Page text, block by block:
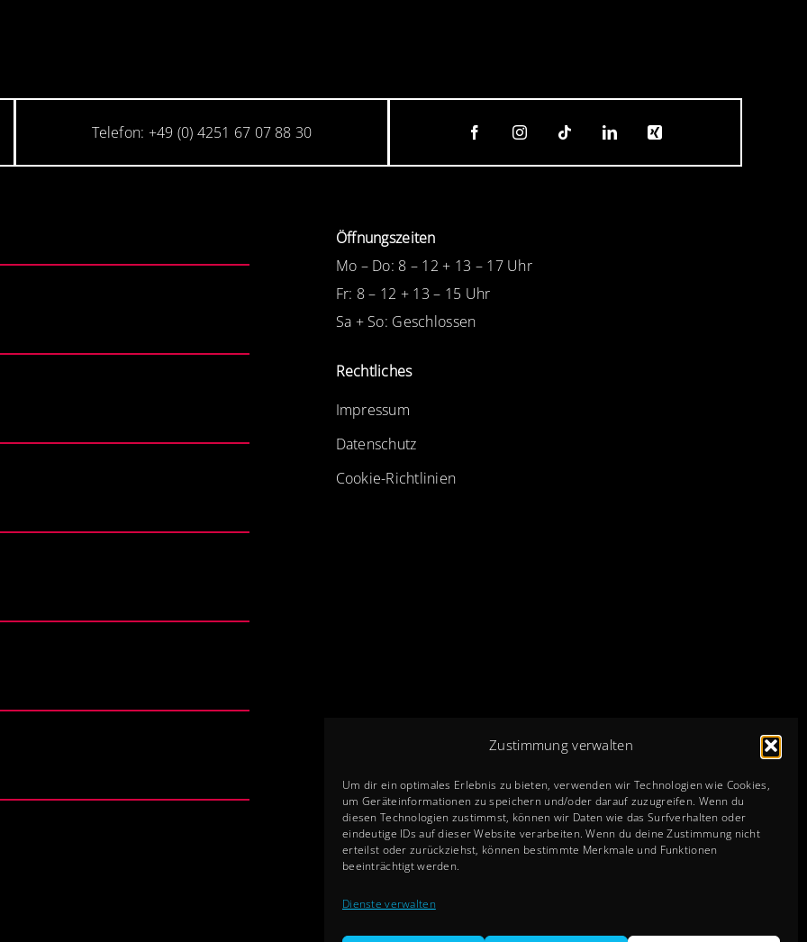
Zustimmung verwalten
Um dir ein optimales Erlebnis zu bieten, verwenden wir Technologien wie Cookies,
um Geräteinformationen zu speichern und/oder darauf zuzugreifen. Wenn du
diesen Technologien zustimmst, können wir Daten wie das Surfverhalten oder
eindeutige IDs auf dieser Website verarbeiten. Wenn du deine Zustimmung nicht
erteilst oder zurückziehst, können bestimmte Merkmale und Funktionen
beeinträchtigt werden.
Dienste verwalten
Telefon: +49 (0) 4251 67 07 88 30
Öffnungszeiten
Mo – Do: 8 – 12 + 13 – 17 Uhr
Fr: 8 – 12 + 13 – 15 Uhr
Sa + So: Geschlossen
Rechtliches
Impressum
Datenschutz
Cookie-Richtlinien